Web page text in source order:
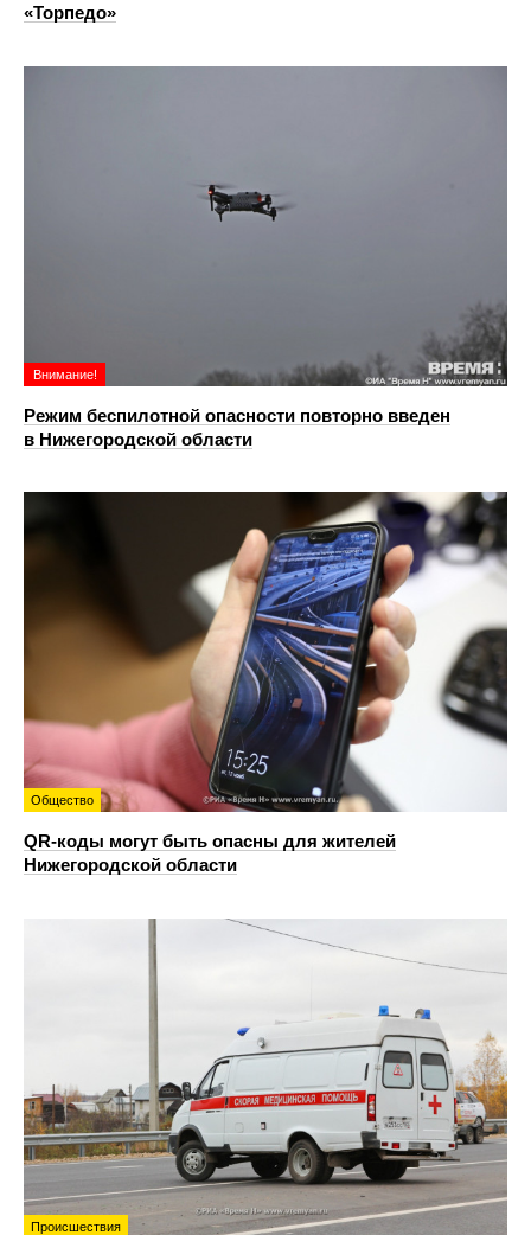
«Торпедо»
Внимание!
Режим беспилотной опасности повторно введен
в Нижегородской области
Общество
QR-коды могут быть опасны для жителей
Нижегородской области
Происшествия